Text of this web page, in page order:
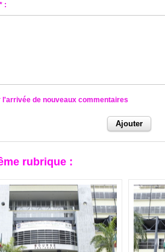
:
l'arrivée de nouveaux commentaires
rubrique :